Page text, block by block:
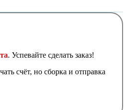
. Успевайте сделать заказ!
счёт, но сборка и отправка